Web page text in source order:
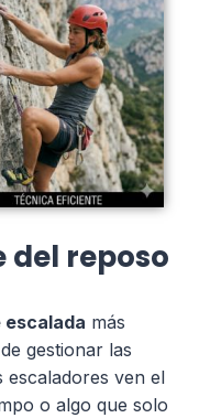
del reposo
más
gestionar las
escaladores ven el
o algo que solo